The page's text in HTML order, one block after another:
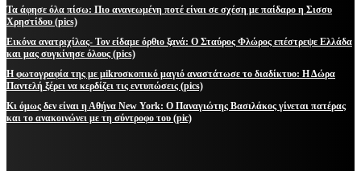
Τα άφησε όλα πίσω: Πιο ανανεωμένη ποτέ είναι σε σχέση με παίδαρο η Σισσυ
Χρηστίδου (pics)
Εικόνα ανατριχίλας- Τον είδαμε όρθιο ξανά: Ο Σταύρος Φλώρος επέστρεψε Ελλάδα
και μας συγκίνησε όλους (pics)
Η φωτογραφία της με μikroσκοπικό μαγιό αναστάτωσε το διαδίκτυο: Η Δώρα
Παντελή ξέρει να κερδίζει τις εντυπώσεις (pics)
Κι όμως δεν είναι η Αθήνα New York: Ο Παναγιώτης Βασιλάκος γίνεται πατέρας
και το ανακοινώνει με τη σύντροφο του (pic)